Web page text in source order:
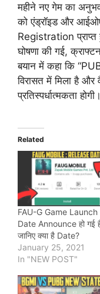
महीने नए गेम का
को एंड्रॉइड और
Registration प्राप्त
घोषणा की गई,
बयान में कहा कि
विरासत में मिला है
प्रतिस्पर्धात्मकता
Related
FAU-G Game Launch
Date Announce हो गई
जानिए क्या है Date?
January 25, 2021
In "NEW POST"